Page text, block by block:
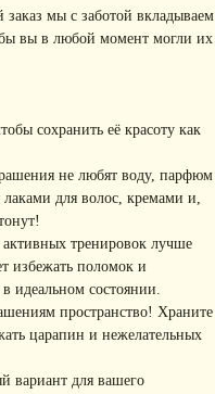
мы с заботой вкладываем
вы в любой момент могли их
сохранить её красоту как
не любят воду, парфюм
лаками для волос, кремами и,
тренировок лучше
избежать поломок и
идеальном состоянии.
пространство! Храните
царапин и нежелательных
вариант для вашего